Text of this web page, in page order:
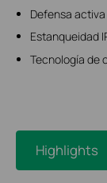
Defensa
Estanqueidad
Tecnología de
Highlights